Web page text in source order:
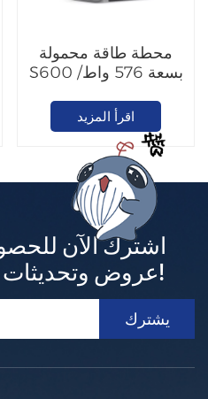
محطة طاقة محمولة
S600 بسعة 576 واط/
اقرأ المزيد
اشترك الآن
عروض وتحديثات حصرية!